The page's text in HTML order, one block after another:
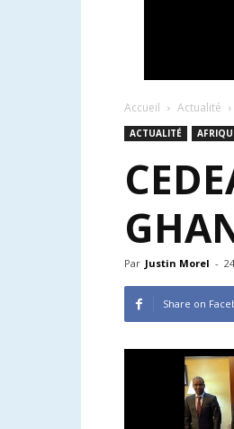
Accueil Actualité
ACTUALITÉ
Par Justin Morel -
Share on